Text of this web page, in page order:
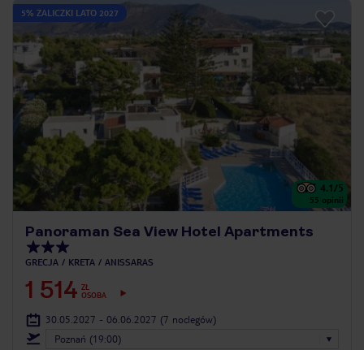
5% ZALICZKI LATO 2027
4.1/5
55 opinii
Panoraman Sea View Hotel Apartments
GRECJA KRETA ANISSARAS
1 514 ZŁ
OSOBA
30.05.2027 - 06.06.2027 (7 noclegów)
Poznań (19:00)